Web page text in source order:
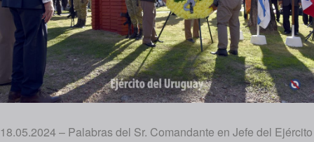
18.05.2024 – Palabras del Sr. Comandante en Jefe del Ejército